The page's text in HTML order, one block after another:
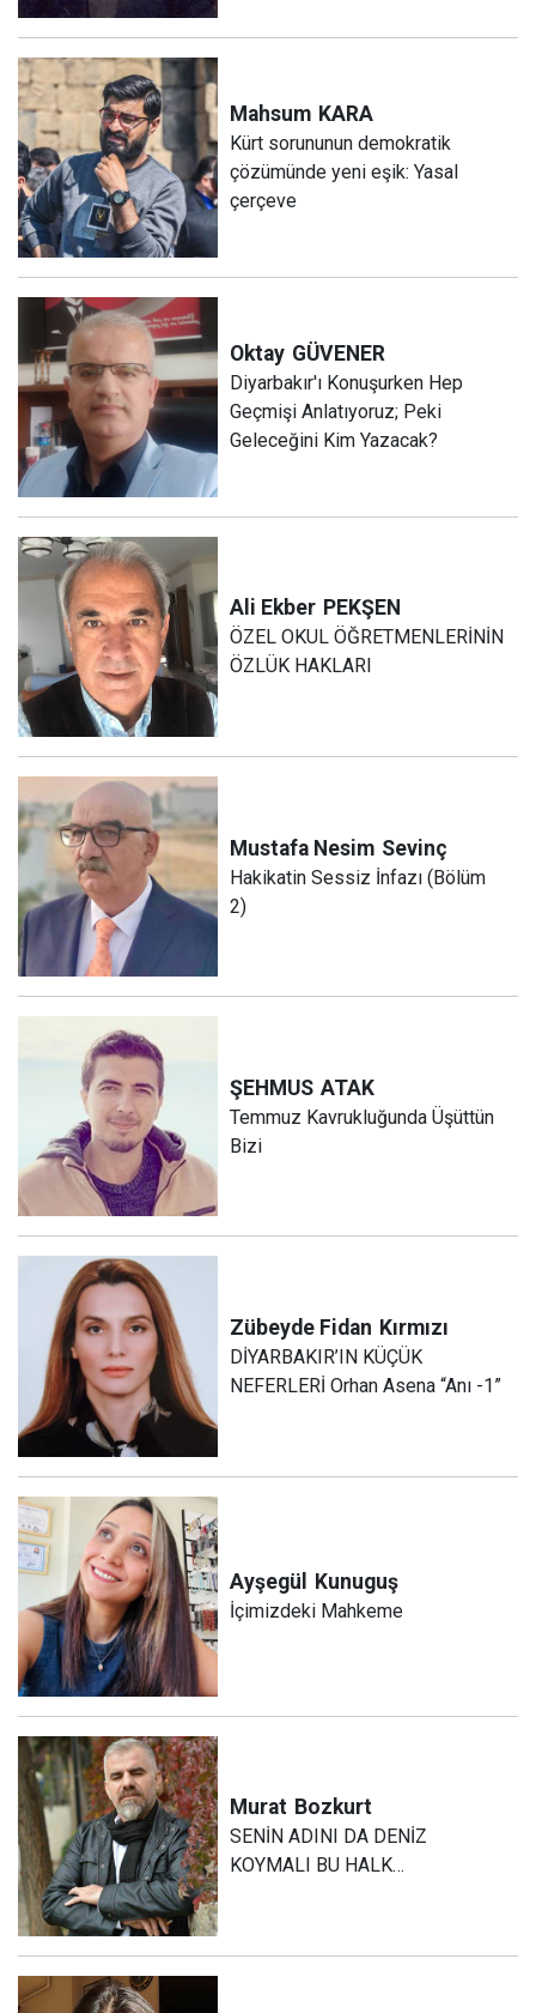
Mahsum KARA
Kürt sorununun demokratik
çözümünde yeni eşik: Yasal
çerçeve
Oktay GÜVENER
Diyarbakır'ı Konuşurken Hep
Geçmişi Anlatıyoruz; Peki
Geleceğini Kim Yazacak?
Ali Ekber PEKŞEN
ÖZEL OKUL ÖĞRETMENLERİNİN
ÖZLÜK HAKLARI
Mustafa Nesim Sevinç
Hakikatin Sessiz İnfazı (Bölüm
2)
ŞEHMUS ATAK
Temmuz Kavrukluğunda Üşüttün
Bizi
Zübeyde Fidan Kırmızı
DİYARBAKIR’IN KÜÇÜK
NEFERLERİ Orhan Asena “Anı -1”
Ayşegül Kunuguş
İçimizdeki Mahkeme
Murat Bozkurt
SENİN ADINI DA DENİZ
KOYMALI BU HALK…